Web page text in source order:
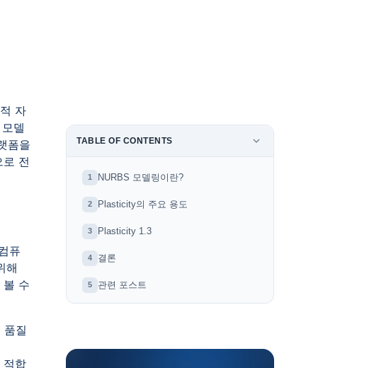
자
델
폼을
전
퓨
해
볼 수
질
적합
TABLE OF CONTENTS
1 NURBS 모델링이란?
2 Plasticity의 주요 용도
3 Plasticity 1.3
4 결론
5 관련 포스트